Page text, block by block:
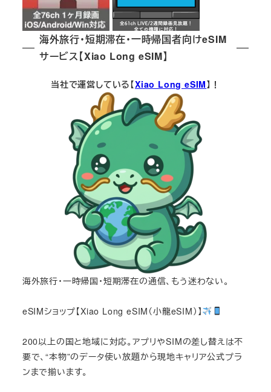
海外旅行・短期滞在・一時帰国者向けeSIM
サービス【Xiao Long eSIM】
当社で運営している【Xiao Long eSIM】！
海外旅行・一時帰国・短期滞在の通信、もう迷わない。
eSIMショップ【Xiao Long eSIM（小龍eSIM）】
200以上の国と地域に対応。アプリやSIMの差し替えは不
要で、“本物”のデータ使い放題から現地キャリア公式プラ
ンまで揃います。